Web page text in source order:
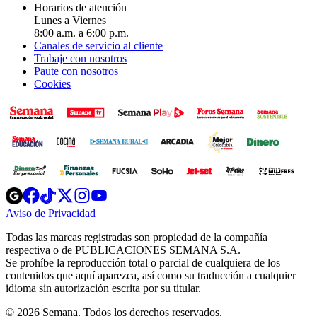
Horarios de atención
Lunes a Viernes
8:00 a.m. a 6:00 p.m.
Canales de servicio al cliente
Trabaje con nosotros
Paute con nosotros
Cookies
Opens
in
new
Opens
in
new
Opens
in
new
window
Opens
new
windowwindow
Aviso de Privacidad
new
window
Todas las marcas registradas son propiedad de la compañía
respectiva o de PUBLICACIONES SEMANA S.A.
Se prohíbe la reproducción total o parcial de cualquiera de los
contenidos que aquí aparezca, así como su traducción a cualquier
idioma sin autorización escrita por su titular.
© 2026 Semana. Todos los derechos reservados.